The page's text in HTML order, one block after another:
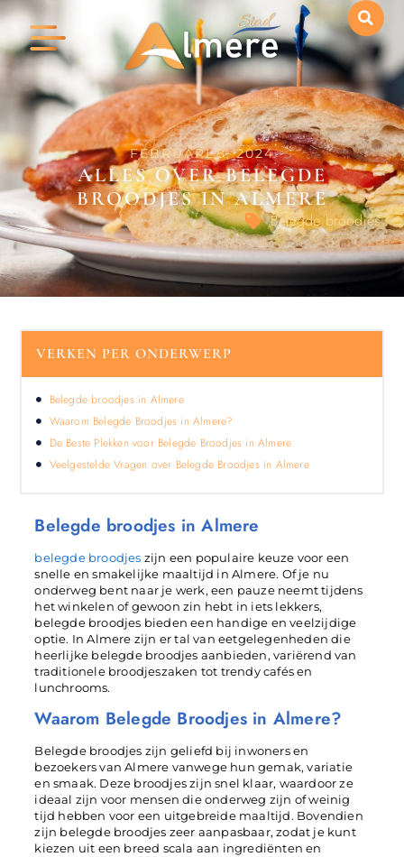
FEBRUARI 8, 2024
ALLES OVER BELEGDE
BROODJES IN ALMERE
Belegde broodjes
Belegde broodjes in Almere
belegde broodjes zijn een populaire keuze voor een
snelle en smakelijke maaltijd in Almere. Of je nu
onderweg bent naar je werk, een pauze neemt tijdens
het winkelen of gewoon zin hebt in iets lekkers,
belegde broodjes bieden een handige en veelzijdige
optie. In Almere zijn er tal van eetgelegenheden die
heerlijke belegde broodjes aanbieden, variërend van
traditionele broodjeszaken tot trendy cafés en
lunchrooms.
Waarom Belegde Broodjes in Almere?
Belegde broodjes zijn geliefd bij inwoners en
bezoekers van Almere vanwege hun gemak, variatie
en smaak. Deze broodjes zijn snel klaar, waardoor ze
ideaal zijn voor mensen die onderweg zijn of weinig
tijd hebben voor een uitgebreide maaltijd. Bovendien
zijn belegde broodjes zeer aanpasbaar, zodat je kunt
kiezen uit een breed scala aan ingrediënten en
VERKEN PER ONDERWERP
Belegde broodjes in Almere
Waarom Belegde Broodjes in Almere?
De Beste Plekken voor Belegde Broodjes in Almere
Veelgestelde Vragen over Belegde Broodjes in Almere